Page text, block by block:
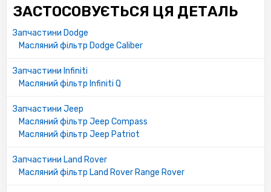
ЗАСТОСОВУЄТЬСЯ ЦЯ ДЕТАЛЬ
Запчастини Dodge
Масляний фільтр Dodge Caliber
Запчастини Infiniti
Масляний фільтр Infiniti Q
Запчастини Jeep
Масляний фільтр Jeep Compass
Масляний фільтр Jeep Patriot
Запчастини Land Rover
Масляний фільтр Land Rover Range Rover